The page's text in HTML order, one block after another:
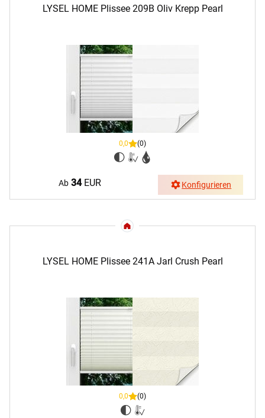
LYSEL HOME Plissee 209B Oliv Krepp Pearl
0,0 (0)
Ab 34EUR Konfigurieren
LYSEL HOME Plissee 241A Jarl Crush Pearl
0,0 (0)